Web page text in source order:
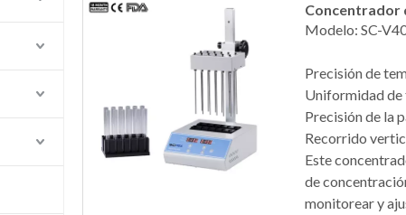
Concentrador
Modelo: SC-
Precisión de
Uniformidad
Precisión de la
Recorrido
Este
de
monitorear y